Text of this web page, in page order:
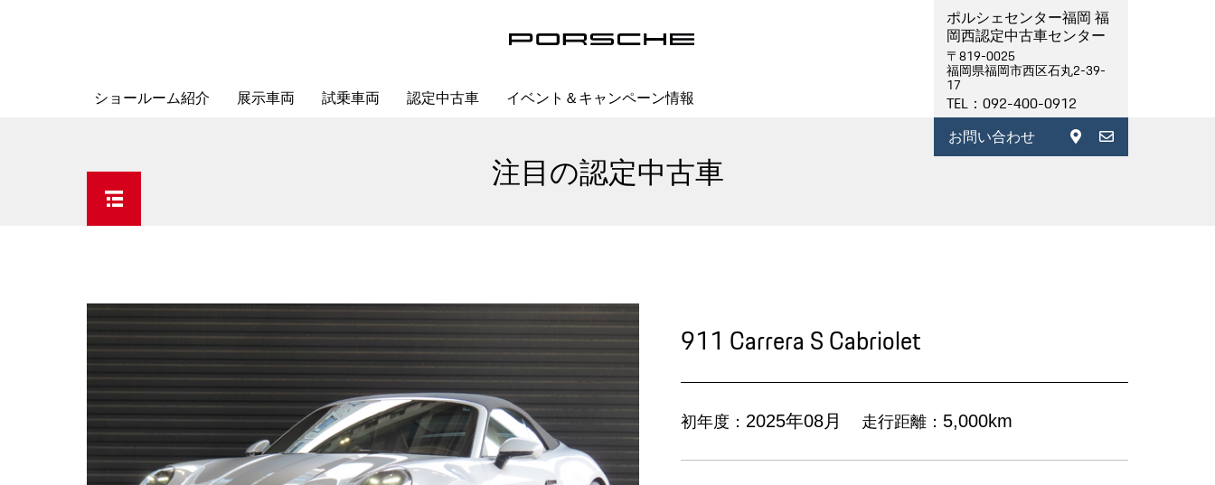
ショールーム紹介 展示車両 試乗車両 認定中古車 イベント＆キャンペーン情報
ポルシェセンター福岡 福
岡西認定中古車センター
〒819-0025
福岡県福岡市西区石丸2-39-
17
TEL：092-400-0912
お問い合わせ
注目の認定中古車
911 Carrera S Cabriolet
初年度： 2025年08月 走行距離： 5,000km